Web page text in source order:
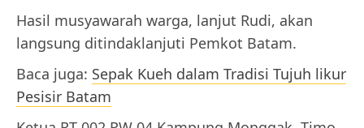
Hasil musyawarah warga, lanjut Rudi, akan
langsung ditindaklanjuti Pemkot Batam.
Baca juga: Sepak Kueh dalam Tradisi Tujuh likur
Pesisir Batam